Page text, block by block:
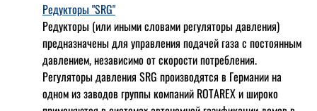
Редукторы "SRG"
Редукторы (или иными словами регуляторы давления)
предназначены для управления подачей газа с постоянным
давлением, независимо от скорости потребления.
Регуляторы давления SRG производятся в Германии на
одном из заводов группы компаний ROTAREX и широко